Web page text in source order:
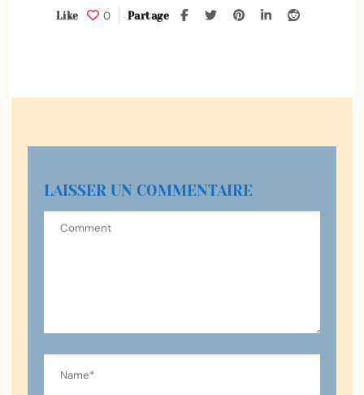
0
Like Partage
LAISSER UN COMMENTAIRE